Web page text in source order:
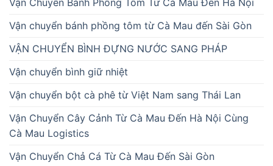
Vận chuyển bánh phồng tôm từ Cà Mau đến Sài Gòn
VẬN CHUYỂN BÌNH ĐỰNG NƯỚC SANG PHÁP
Vận chuyển bình giữ nhiệt
Vận chuyển bột cà phê từ Việt Nam sang Thái Lan
Vận Chuyển Cây Cảnh Từ Cà Mau Đến Hà Nội Cùng
Cà Mau Logistics
Vận Chuyển Chả Cá Từ Cà Mau Đến Sài Gòn